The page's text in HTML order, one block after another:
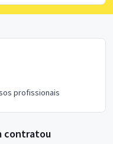
profissionais
contratou